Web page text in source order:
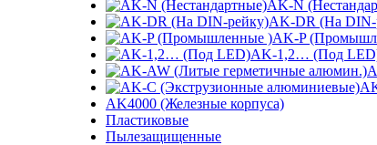
AK-N
AK-DR (На DIN-
AK-P
AK-1,2… (Под
AK4000 (Железные корпуса)
Пластиковые
Пылезащищенные